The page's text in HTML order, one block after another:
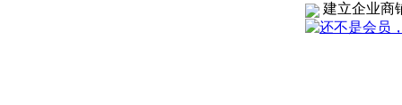
建立企业商